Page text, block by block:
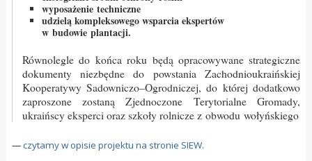
wyposażenie techniczne
udzielą kompleksowego wsparcia ekspertów
w budowie plantacji.
Równolegle do końca roku będą opracowywane strategiczne
dokumenty niezbędne do powstania Zachodnioukraińskiej
Kooperatywy Sadowniczo–Ogrodniczej, do której dodatkowo
zaproszone zostaną Zjednoczone Terytorialne Gromady,
ukraińscy eksperci oraz szkoły rolnicze z obwodu wołyńskiego
—czytamy w opisie projektu na stronie SIEW.